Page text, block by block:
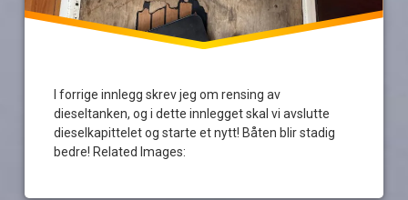
I forrige innlegg skrev jeg om rensing av
dieseltanken, og i dette innlegget skal vi avslutte
dieselkapittelet og starte et nytt! Båten blir stadig
bedre! Related Images:
reodor
felgen
underspylingsrør